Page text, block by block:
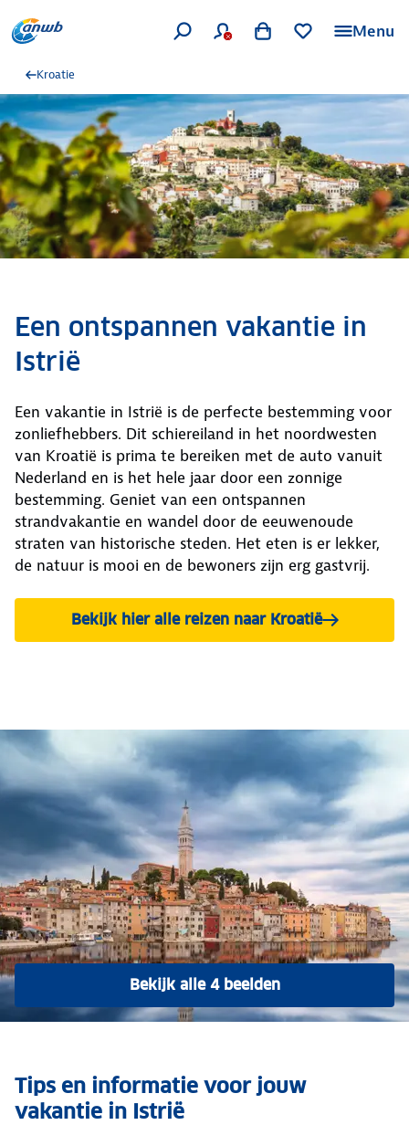
Menu
Kroatie
Een ontspannen vakantie in
Istrië
Een vakantie in Istrië is de perfecte bestemming voor
zonliefhebbers. Dit schiereiland in het noordwesten
van Kroatië is prima te bereiken met de auto vanuit
Nederland en is het hele jaar door een zonnige
bestemming. Geniet van een ontspannen
strandvakantie en wandel door de eeuwenoude
straten van historische steden. Het eten is er lekker,
de natuur is mooi en de bewoners zijn erg gastvrij.
Bekijk hier alle reizen naar Kroatië
Bekijk alle 4 beelden
Tips en informatie voor jouw
vakantie in Istrië